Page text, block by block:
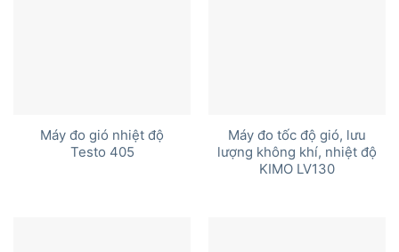
Máy đo gió nhiệt độ
Testo 405
Máy đo tốc độ gió, lưu
lượng không khí, nhiệt độ
KIMO LV130